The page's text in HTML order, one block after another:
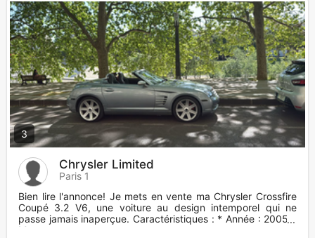
3
Chrysler Limited
Paris 1
Bien lire l'annonce! Je mets en vente ma Chrysler Crossfire
Coupé 3.2 V6, une voiture au design intemporel qui ne
passe jamais inaperçue. Caractéristiques : * Année : 2005 *
Mot